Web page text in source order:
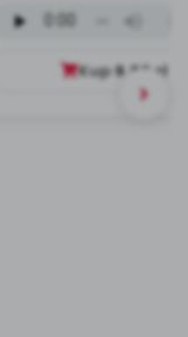
mp3)
Kup9.99 zł